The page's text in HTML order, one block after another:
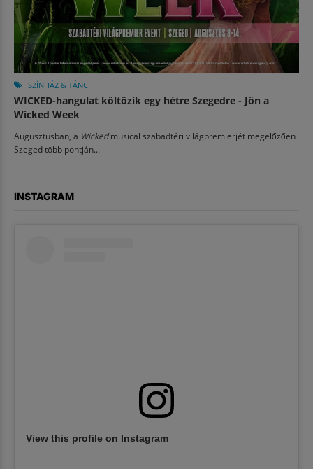
SZÍNHÁZ & TÁNC
WICKED-hangulat költözik egy hétre Szegedre - Jön a
Wicked Week
Augusztusban, a Wickedmusical szabadtéri világpremierjét megelőzően
Szeged több pontján...
INSTAGRAM
View this profile on Instagram